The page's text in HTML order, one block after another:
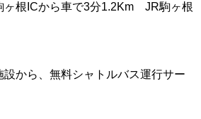
ヶ根ICから車で3分1.2Km JR駒ヶ根
から、無料シャトルバス運行サー